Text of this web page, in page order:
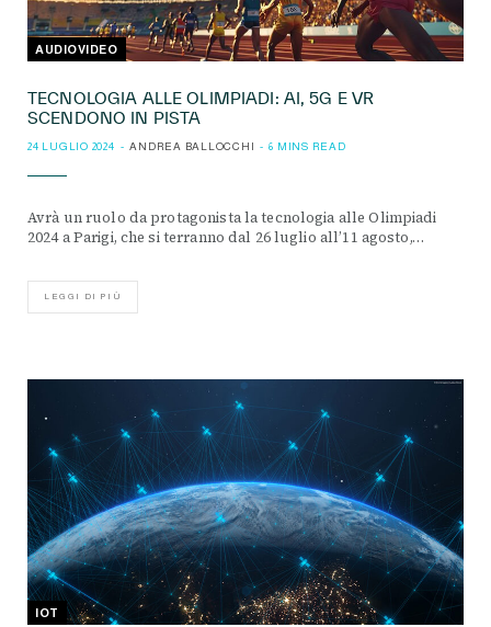
AUDIOVIDEO
TECNOLOGIA ALLE OLIMPIADI: AI, 5G E VR
SCENDONO IN PISTA
24 LUGLIO 2024 ANDREA BALLOCCHI 6 MINS READ
Avrà un ruolo da protagonista la tecnologia alle Olimpiadi
2024 a Parigi, che si terranno dal 26 luglio all’11 agosto,…
LEGGI DI PIÙ
IOT